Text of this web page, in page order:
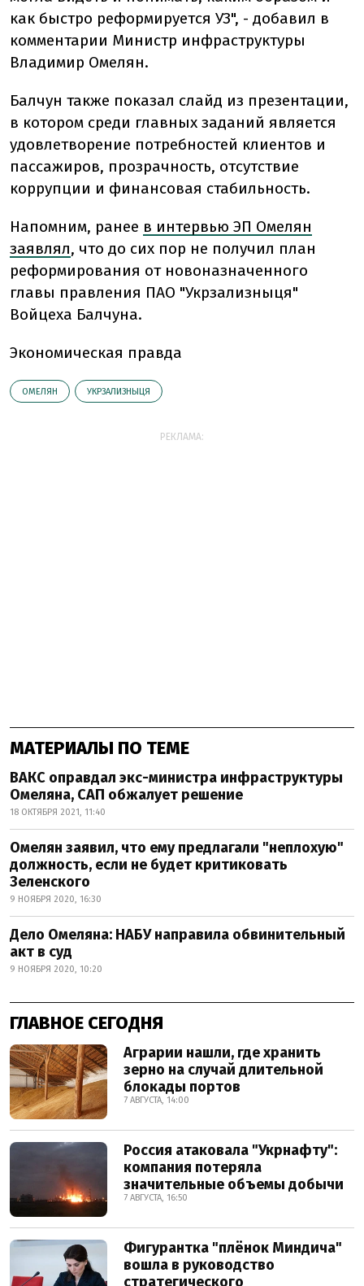
как быстро реформируется УЗ", - добавил в
комментарии Министр инфраструктуры
Владимир Омелян.
Балчун также показал слайд из презентации,
в котором среди главных заданий является
удовлетворение потребностей клиентов и
пассажиров, прозрачность, отсутствие
коррупции и финансовая стабильность.
Напомним, ранее в интервью ЭП Омелян
заявлял, что до сих пор не получил план
реформирования от новоназначенного
главы правления ПАО "Укрзализныця"
Войцеха Балчуна.
Экономическая правда
ОМЕЛЯН УКРЗАЛИЗНЫЦЯ
РЕКЛАМА:
МАТЕРИАЛЫ ПО ТЕМЕ
ВАКС оправдал экс-министра инфраструктуры
Омеляна, САП обжалует решение
18 ОКТЯБРЯ 2021, 11:40
Омелян заявил, что ему предлагали "неплохую"
должность, если не будет критиковать
Зеленского
9 НОЯБРЯ 2020, 16:30
Дело Омеляна: НАБУ направила обвинительный
акт в суд
9 НОЯБРЯ 2020, 10:20
ГЛАВНОЕ СЕГОДНЯ
Аграрии нашли, где хранить
зерно на случай длительной
блокады портов
7 АВГУСТА, 14:00
Россия атаковала "Укрнафту":
компания потеряла
значительные объемы добычи
7 АВГУСТА, 16:50
Фигурантка "плёнок Миндича"
вошла в руководство
стратегического